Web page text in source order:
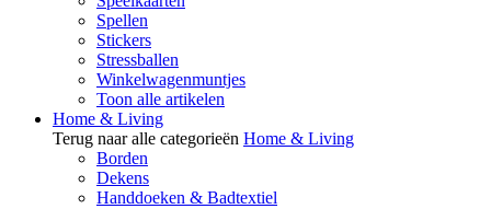
Spellen
Stickers
Stressballen
Winkelwagenmuntjes
Toon alle artikelen
Home & Living
Terug naar alle categorieën Home & Living
Borden
Dekens
Handdoeken & Badtextiel